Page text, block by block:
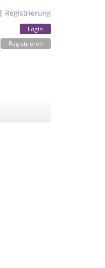
| Registrierung
Login
Registrieren